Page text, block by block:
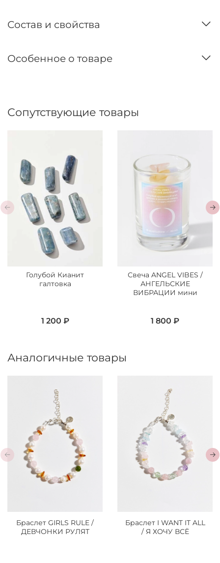
Состав и свойства
Особенное о товаре
Сопутствующие товары
Голубой Кианит
галтовка
1 200 ₽
Свеча ANGEL VIBES /
АНГЕЛЬСКИЕ
ВИБРАЦИИ мини
1 800 ₽
Аналогичные товары
Браслет GIRLS RULE /
ДЕВЧОНКИ РУЛЯТ
Браслет I WANT IT ALL
/ Я ХОЧУ ВСЁ